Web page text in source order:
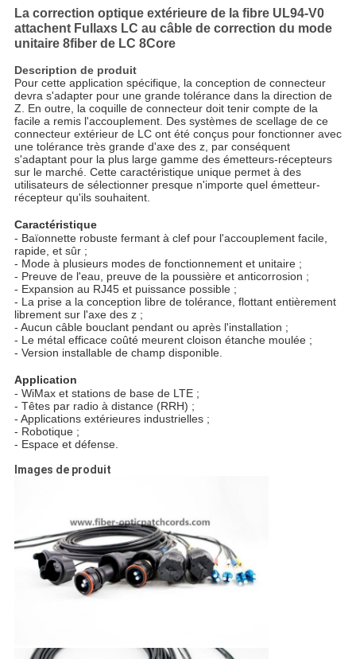
La correction optique extérieure de la fibre UL94-V0
attachent Fullaxs LC au câble de correction du mode
unitaire 8fiber de LC 8Core
Description de produit
Pour cette application spécifique, la conception de connecteur
devra s'adapter pour une grande tolérance dans la direction de
Z. En outre, la coquille de connecteur doit tenir compte de la
facile a remis l'accouplement. Des systèmes de scellage de ce
connecteur extérieur de LC ont été conçus pour fonctionner avec
une tolérance très grande d'axe des z, par conséquent
s'adaptant pour la plus large gamme des émetteurs-récepteurs
sur le marché. Cette caractéristique unique permet à des
utilisateurs de sélectionner presque n'importe quel émetteur-
récepteur qu'ils souhaitent.
Caractéristique
- Baïonnette robuste fermant à clef pour l'accouplement facile,
rapide, et sûr ;
- Mode à plusieurs modes de fonctionnement et unitaire ;
- Preuve de l'eau, preuve de la poussière et anticorrosion ;
- Expansion au RJ45 et puissance possible ;
- La prise a la conception libre de tolérance, flottant entièrement
librement sur l'axe des z ;
- Aucun câble bouclant pendant ou après l'installation ;
- Le métal efficace coûté meurent cloison étanche moulée ;
- Version installable de champ disponible.
Application
- WiMax et stations de base de LTE ;
- Têtes par radio à distance (RRH) ;
- Applications extérieures industrielles ;
- Robotique ;
- Espace et défense.
Images de produit